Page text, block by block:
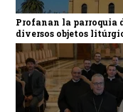
Profanan la parroquia
diversos objetos